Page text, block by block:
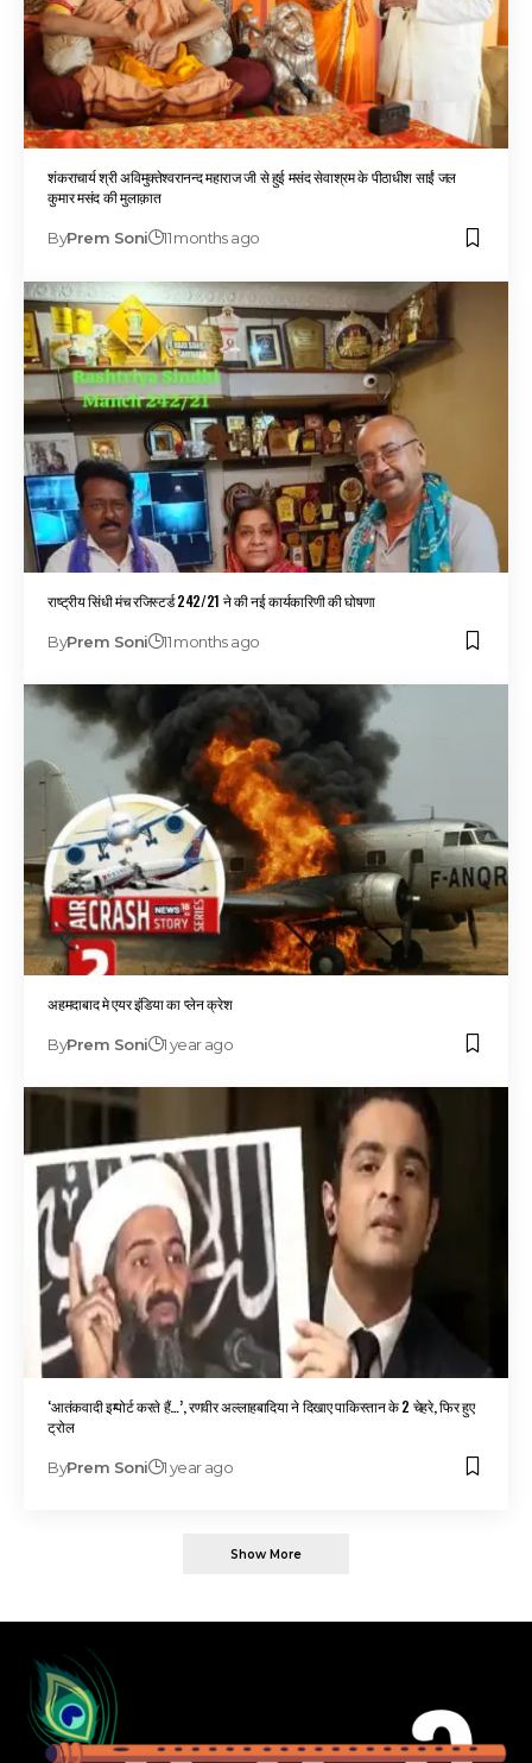
शंकराचार्य श्री अविमुक्तेश्वरानन्द महाराज जी से हुई मसंद सेवाश्रम के पीठाधीश साईं जल
कुमार मसंद की मुलाक़ात
ByPrem Soni 11 months ago
राष्ट्रीय सिंधी मंच रजिस्टर्ड 242/21 ने की नई कार्यकारिणी की घोषणा
ByPrem Soni 11 months ago
अहमदाबाद मे एयर इंडिया का प्लेन क्रेश
ByPrem Soni 1 year ago
‘आतंकवादी इम्पोर्ट करते हैं…’, रणवीर अल्लाहबादिया ने दिखाए पाकिस्तान के 2 चेहरे, फिर हुए
ट्रोल
ByPrem Soni 1 year ago
Show More